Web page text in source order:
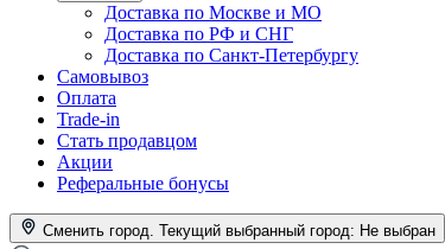
Доставка по Москве и МО
Доставка по РФ и СНГ
Доставка по Санкт-Петербургу
Самовывоз
Оплата
Trade-in
Стать продавцом
Акции
Реферальные бонусы
Сменить город. Текущий выбранный город: Не выбран